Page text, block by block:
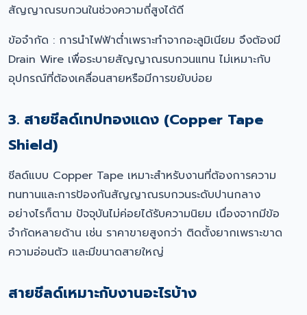
สัญญาณรบกวนในช่วงความถี่สูงได้ดี
ข้อจำกัด : การนำไฟฟ้าต่ำเพราะทำจากอะลูมิเนียม จึงต้องมี
Drain Wire เพื่อระบายสัญญาณรบกวนแทน ไม่เหมาะกับ
อุปกรณ์ที่ต้องเคลื่อนสายหรือมีการขยับบ่อย
3. สายชีลด์เทปทองแดง (Copper Tape
Shield)
ชีลด์แบบ Copper Tape เหมาะสำหรับงานที่ต้องการความ
ทนทานและการป้องกันสัญญาณรบกวนระดับปานกลาง
อย่างไรก็ตาม ปัจจุบันไม่ค่อยได้รับความนิยม เนื่องจากมีข้อ
จำกัดหลายด้าน เช่น ราคาขายสูงกว่า ติดตั้งยากเพราะขาด
ความอ่อนตัว และมีขนาดสายใหญ่
สายชีลด์เหมาะกับงานอะไรบ้าง